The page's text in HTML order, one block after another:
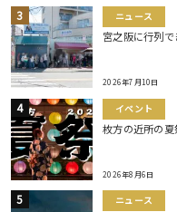
ニュース
宮之阪に行列
2026年7月10日
イベント
枚方の近所の夏
2026年8月6日
ニュース